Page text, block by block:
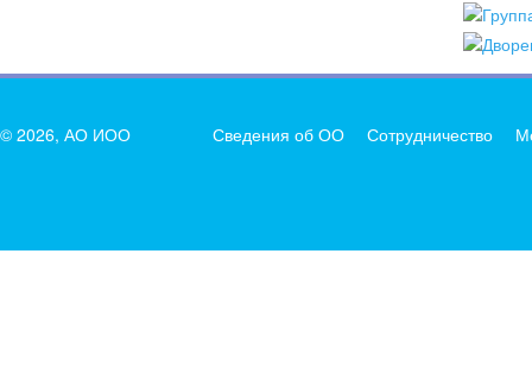
© 2026, АО ИОО Сведения об ОО Сотрудничество